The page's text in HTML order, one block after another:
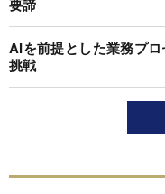
要諦
AIを前提とした業務プ
挑戦